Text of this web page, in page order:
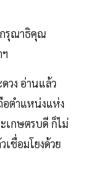
กรุณาธิคุณ
วง อ่านแล้ว
อตำแหน่งแห่ง
เกษตรบดี ก็ไม่
ชื่อมโยงด้วย